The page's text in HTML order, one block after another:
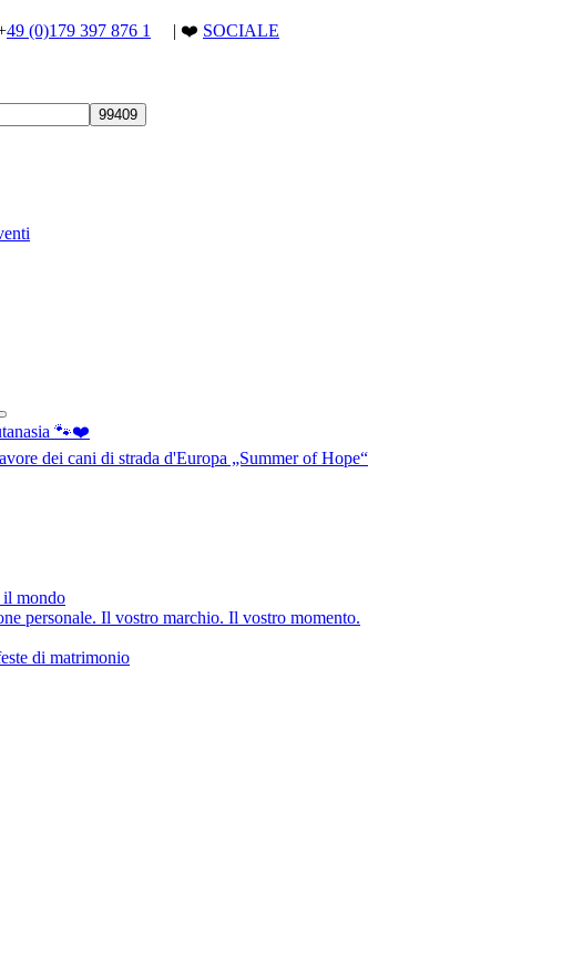
49 (0)179 397 876 1 | ❤️ SOCIALE
🐾❤️
dei cani di strada d'Europa „Summer of Hope“
il mondo
personale. Il vostro marchio. Il vostro momento.
di matrimonio